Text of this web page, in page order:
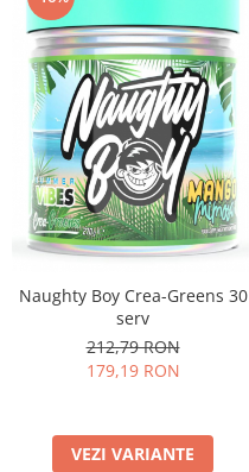
Naughty Boy Crea-Greens 30
serv
212,79 RON
179,19 RON
VEZI VARIANTE